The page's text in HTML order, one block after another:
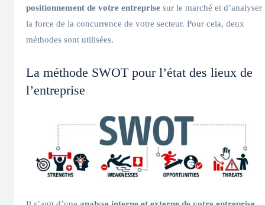
positionnement de votre entreprise sur le marché et d’analyser
la force de la concurrence de votre secteur. Pour cela, deux
méthodes sont utilisées.
La méthode SWOT pour l’état des lieux de
l’entreprise